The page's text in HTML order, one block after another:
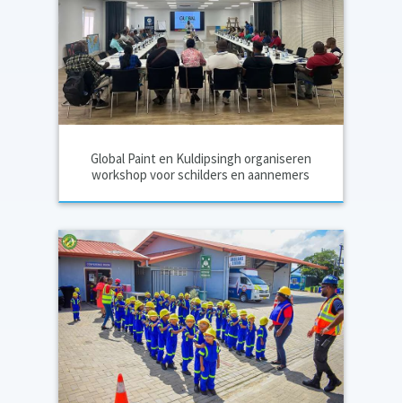
Global Paint en Kuldipsingh organiseren
workshop voor schilders en aannemers